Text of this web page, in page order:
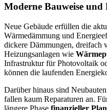
Moderne Bauweise und
Neue Gebäude erfüllen die
Wärmedämmung und
dickere Dämmungen, dreifach
Heizungsanlagen wie
Infrastruktur für Photovoltaik
können die laufenden
Darüber hinaus sind
fallen kaum Reparaturen an.
längere Phase finanzieller